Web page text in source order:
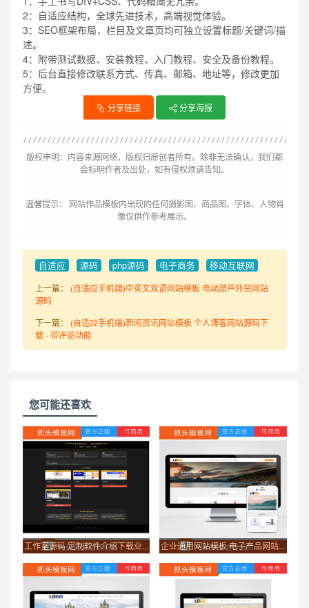
2：自适应结构，全球先进技术，高端视觉体验。
3：SEO框架布局，栏目及文章页均可独立设置标题/关键词/描
述。
4：附带测试数据、安装教程、入门教程、安全及备份教程。
5：后台直接修改联系方式、传真、邮箱、地址等，修改更加
方便。
分享链接 分享海报
版权申明：内容来源网络，版权归原创者所有。除非无法确认，我们都
会标明作者及出处，如有侵权烦请告知。
温馨提示： 网站作品模板内出现的任何摄影图、商品图、字体、人物肖
像仅供作参考展示。
自适应 源码 php源码 电子商务 移动互联网
上一篇： (自适应手机端)中英文双语网站模板 电动葫芦外贸网站
源码
下一篇： (自适应手机端)新闻资讯网站模板 个人博客网站源码下
载 - 带评论功能
您可能还喜欢
工作室源码 定制软件介绍下载业... 企业通用网站模板 电子产品网站...